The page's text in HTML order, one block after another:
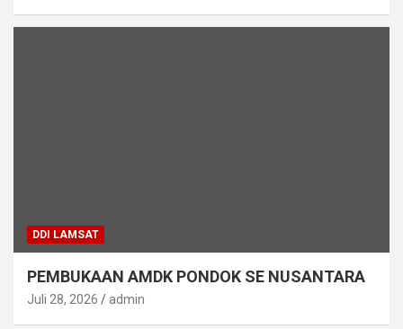
DDI LAMSAT
PEMBUKAAN AMDK PONDOK SE NUSANTARA
Juli 28, 2026 admin